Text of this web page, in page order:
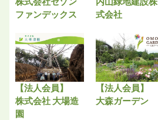
ファンデックス
式会社
【法人会員】
株式会社 大場造
園
【法人会員】
大森ガーデン